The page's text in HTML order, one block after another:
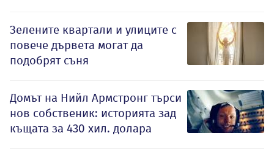
Зелените квартали и улиците с
повече дървета могат да
подобрят съня
Домът на Нийл Армстронг търси
нов собственик: историята зад
къщата за 430 хил. долара